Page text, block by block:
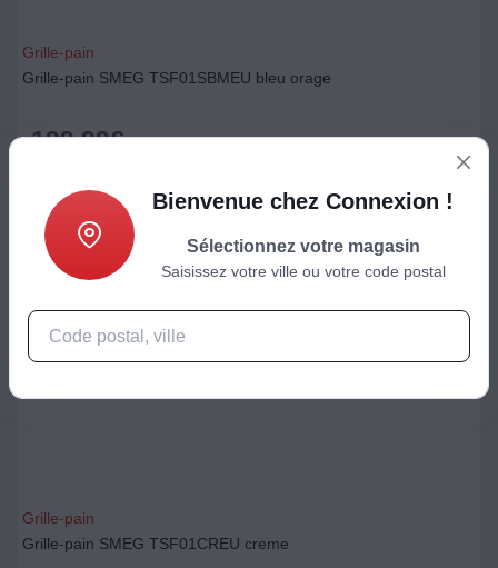
Grille-pain
Grille-pain SMEG TSF01SBMEU bleu orage
199,99€
Grille-pain
Grille-pain SMEG TSF01CREU creme
Bienvenue chez Connexion !
Sélectionnez votre magasin
Saisissez votre ville ou votre code postal